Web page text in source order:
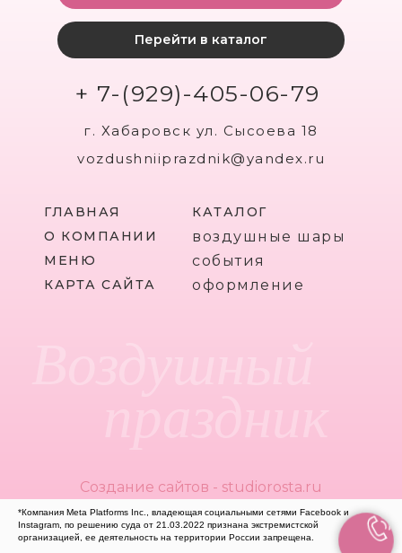
ГЛАВНАЯ
Создание сайтов - studiorosta.ru
Перейти в каталог
+ 7-(929)-405-06-79
г. Хабаровск ул. Сысоева 18
vozdushniiprazdnik@yandex.ru
О КОМПАНИИ
КАРТА САЙТА
МЕНЮ
КАТАЛОГ
воздушные шары
события
оформление
*Компания Meta Platforms Inc., владеющая социальными сетями Facebook и
Instagram, по решению суда от 21.03.2022 признана экстремистской
организацией, ее деятельность на территории России запрещена.